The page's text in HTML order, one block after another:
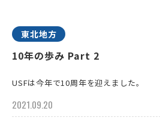
東北地方
10年の歩み Part 2
USFは今年で10周年を迎えました。
2021.09.20